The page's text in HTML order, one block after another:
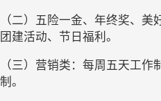
（二）五险一金、年终奖、美
团建活动、节日福利。
（三）营销类：每周五天工
制。